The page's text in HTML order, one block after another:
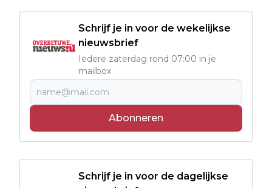
Schrijf je in voor de wekelijkse
nieuwsbrief
Iedere zaterdag rond 07:00 in je
mailbox
Abonneren
Schrijf je in voor de dagelijkse